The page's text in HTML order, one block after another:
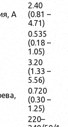
А
2.40
(0.81 –
4.71)
0.535
(0.18 –
1.05)
3.20
(1.33 –
5.56)
0.720
(0.30 –
1.25)
220–